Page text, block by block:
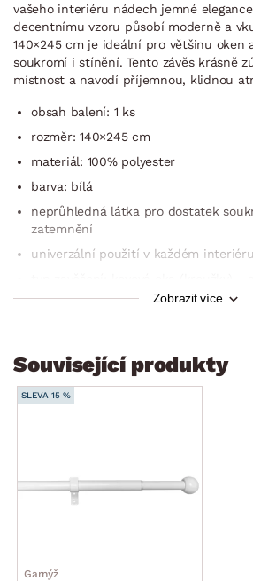
vašeho interiéru nádech jemné
decentnímu vzoru působí moderně a
140×245 cm je ideální pro většinu oken
soukromí i stínění. Tento závěs krásně
místnost a navodí příjemnou, klidnou
obsah balení: 1 ks
rozměr: 140×245 cm
materiál: 100% polyester
barva: bílá
neprůhledná látka pro dostatek
zatemnění
univerzální použití v každém interiéru
na garnýž
Zobrazit více
Související produkty
SLEVA 15 %
Garnýž